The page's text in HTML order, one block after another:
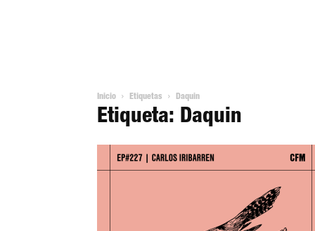
Inicio Etiquetas Daquin
Etiqueta: Daquin